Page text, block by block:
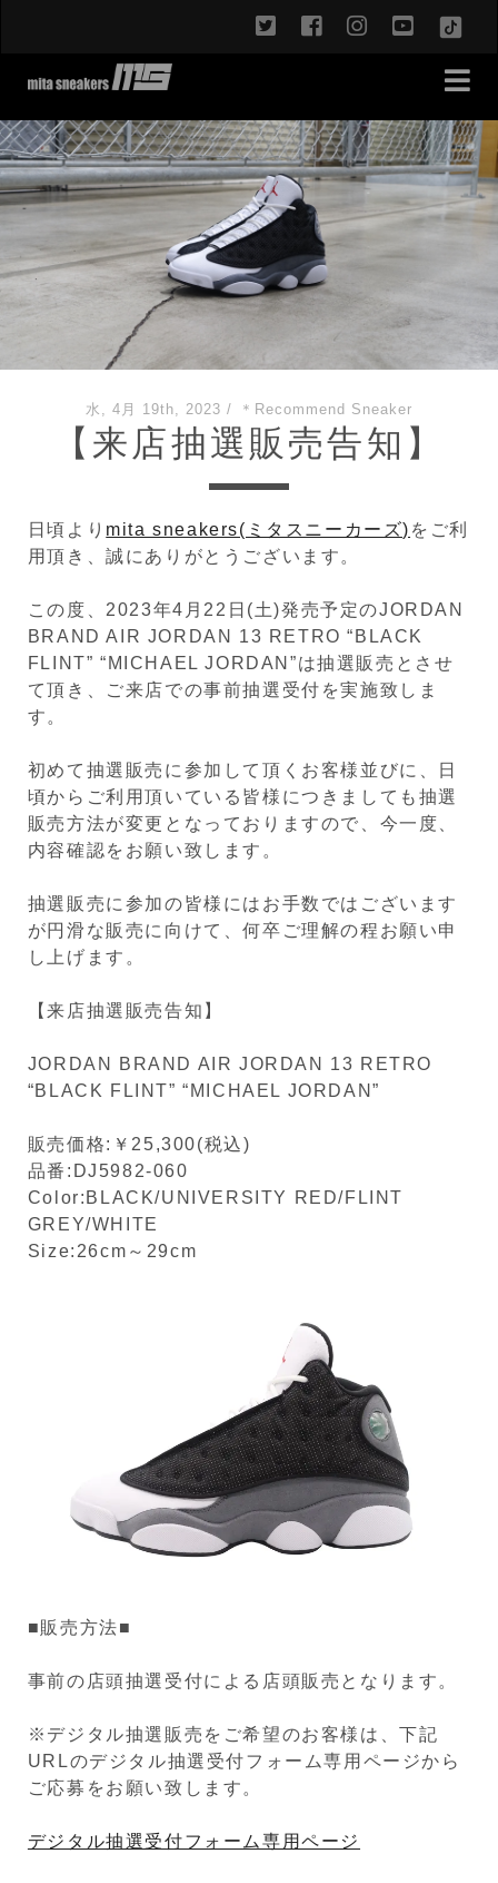
twitterfacebookinstagram
水, 4月 19th, 2023 / ＊Recommend Sneaker
【来店抽選販売告知】
日頃より mita sneakers(ミタスニーカーズ) をご利
用頂き、誠にありがとうございます。
この度、2023年4月22日(土)発売予定のJORDAN
BRAND AIR JORDAN 13 RETRO “BLACK
FLINT” “MICHAEL JORDAN”は抽選販売とさせ
て頂き、ご来店での事前抽選受付を実施致しま
す。
初めて抽選販売に参加して頂くお客様並びに、日
頃からご利用頂いている皆様につきましても抽選
販売方法が変更となっておりますので、今一度、
内容確認をお願い致します。
抽選販売に参加の皆様にはお手数ではございます
が円滑な販売に向けて、何卒ご理解の程お願い申
し上げます。
【来店抽選販売告知】
JORDAN BRAND AIR JORDAN 13 RETRO
“BLACK FLINT” “MICHAEL JORDAN”
販売価格:￥25,300(税込)
品番:DJ5982-060
Color:BLACK/UNIVERSITY RED/FLINT
GREY/WHITE
Size:26cm～29cm
■販売方法■
事前の店頭抽選受付による店頭販売となります。
※デジタル抽選販売をご希望のお客様は、下記
URLのデジタル抽選受付フォーム専用ページから
ご応募をお願い致します。
デジタル抽選受付フォーム専用ページ